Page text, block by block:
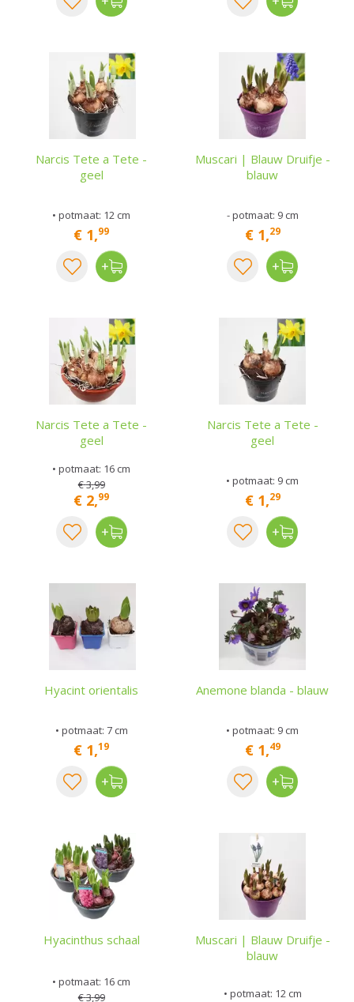
Narcis Tete a Tete -
geel
• potmaat: 12 cm
€ 1,99
Muscari | Blauw Druifje -
blauw
- potmaat: 9 cm
€ 1,29
Narcis Tete a Tete -
geel
• potmaat: 16 cm
€3,99
€ 2,99
Narcis Tete a Tete -
geel
• potmaat: 9 cm
€ 1,29
Hyacint orientalis
• potmaat: 7 cm
€ 1,19
Anemone blanda - blauw
• potmaat: 9 cm
€ 1,49
Hyacinthus schaal
• potmaat: 16 cm
€3,99
Muscari | Blauw Druifje -
blauw
• potmaat: 12 cm